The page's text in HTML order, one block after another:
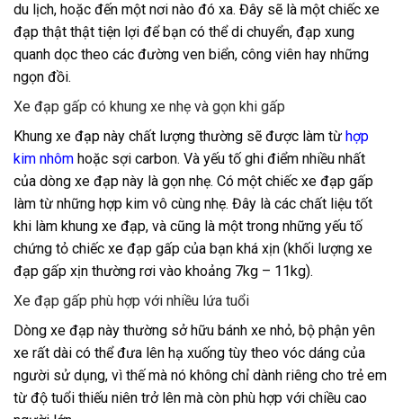
du lịch, hoặc đến một nơi nào đó xa. Đây sẽ là một chiếc xe
đạp thật thật tiện lợi để bạn có thể di chuyển, đạp xung
quanh dọc theo các đường ven biển, công viên hay những
ngọn đồi.
Xe đạp gấp có khung xe nhẹ và gọn khi gấp
Khung xe đạp này chất lượng thường sẽ được làm từ hợp
kim nhôm hoặc sợi carbon. Và yếu tố ghi điểm nhiều nhất
của dòng xe đạp này là gọn nhẹ. Có một chiếc xe đạp gấp
làm từ những hợp kim vô cùng nhẹ. Đây là các chất liệu tốt
khi làm khung xe đạp, và cũng là một trong những yếu tố
chứng tỏ chiếc xe đạp gấp của bạn khá xịn (khối lượng xe
đạp gấp xịn thường rơi vào khoảng 7kg – 11kg).
Xe đạp gấp phù hợp với nhiều lứa tuổi
Dòng xe đạp này thường sở hữu bánh xe nhỏ, bộ phận yên
xe rất dài có thể đưa lên hạ xuống tùy theo vóc dáng của
người sử dụng, vì thế mà nó không chỉ dành riêng cho trẻ em
từ độ tuổi thiếu niên trở lên mà còn phù hợp với chiều cao